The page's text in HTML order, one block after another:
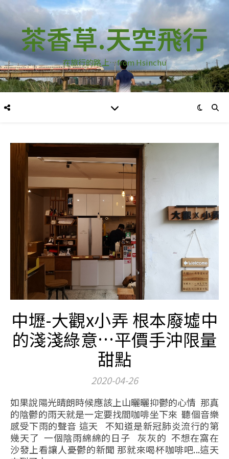
茶香草.天空飛行
在旅行的路上…from Hsinchu
中壢-大觀x小弄 根本廢墟中
的淺淺綠意…平價手沖限量
甜點
2020-04-26
如果說陽光晴朗時候應該上山曬曬抑鬱的心情 那真
的陰鬱的雨天就是一定要找間咖啡坐下來 聽個音樂
感受下雨的聲音 這天 不知道是新冠肺炎流行的第
幾天了 一個陰雨綿綿的日子 灰灰的 不想在窩在
沙發上看讓人憂鬱的新聞 那就來喝杯咖啡吧...這天